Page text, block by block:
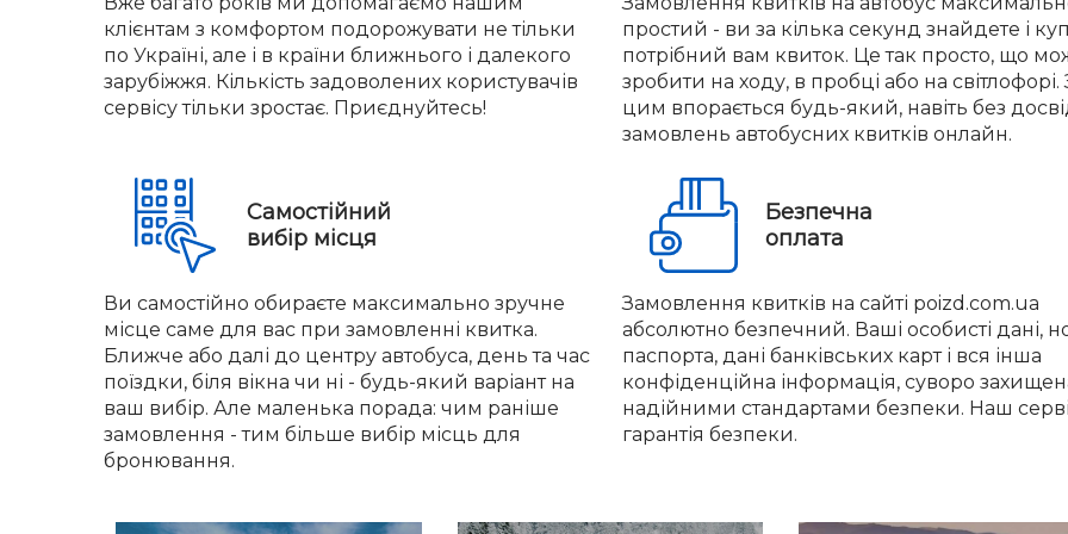
клієнтам з комфортом подорожувати не тільки
по Україні, але і в країни ближнього і далекого
зарубіжжя. Кількість задоволених користувачів
сервісу тільки зростає. Приєднуйтесь!
простий - ви за кілька секунд знайдете і
потрібний вам квиток. Це так просто, що
зробити на ходу, в пробці або на світлофорі.
цим впорається будь-який, навіть без
замовлень автобусних квитків онлайн.
Самостійний
вибір місця
Ви самостійно обираєте максимально зручне
місце саме для вас при замовленні квитка.
Ближче або далі до центру автобуса, день та час
поїздки, біля вікна чи ні - будь-який варіант на
ваш вибір. Але маленька порада: чим раніше
замовлення - тим більше вибір місць для
бронювання.
Безпечна
оплата
Замовлення квитків на сайті poizd.com.ua
абсолютно безпечний. Ваші особисті дані,
паспорта, дані банківських карт і вся інша
конфіденційна інформація, суворо
надійними стандартами безпеки. Наш
гарантія безпеки.